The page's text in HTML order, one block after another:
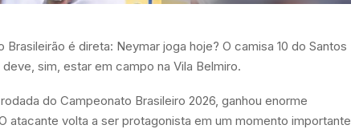
é direta: Neymar joga hoje? O camisa 10 do Santos
sim, estar em campo na Vila Belmiro.
do Campeonato Brasileiro 2026, ganhou enorme
atacante volta a ser protagonista em um momento importante